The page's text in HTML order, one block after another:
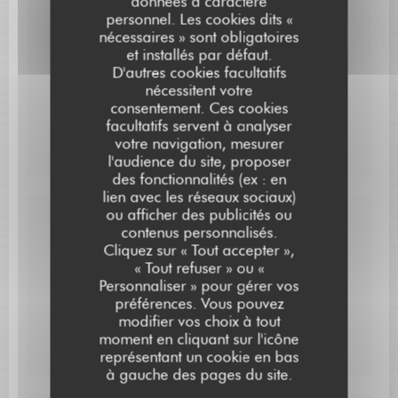
personnel. Les cookies dits «
nécessaires » sont obligatoires
et installés par défaut.
D'autres cookies facultatifs
nécessitent votre
consentement. Ces cookies
facultatifs servent à analyser
votre navigation, mesurer
l'audience du site, proposer
des fonctionnalités (ex : en
lien avec les réseaux sociaux)
ou afficher des publicités ou
contenus personnalisés.
Cliquez sur « Tout accepter »,
« Tout refuser » ou «
Personnaliser » pour gérer vos
préférences. Vous pouvez
modifier vos choix à tout
moment en cliquant sur l'icône
représentant un cookie en bas
à gauche des pages du site.
Chocolat Millaut en crémeux et en mousse, fraîcheur
de citron vert,
praliné grué de cacao et noix de cajou, sorbet poivron
Corne de Gazelle rôti.
L'aBricot confit et sa compotée gélifiée.
crémeux cardamome verte, biscuit joconde, sorbet
fenouil.
Carte Cadeau
Pour faire plaisir à un proche, offrez un bon cadeau.
Montant libre ou formule définie, nous vous proposons
une expérience sur-mesure. N’hésitez pas à nous
contacter.
L'AUBERGE SAINT JEAN